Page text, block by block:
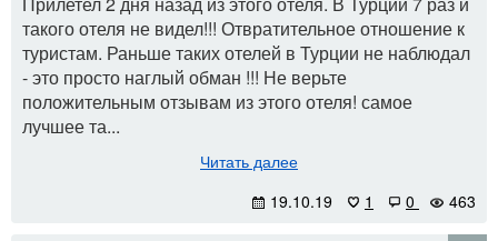
такого отеля не видел!!! Отвратительное отношение к
туристам. Раньше таких отелей в Турции не наблюдал
- это просто наглый обман !!! Не верьте
положительным отзывам из этого отеля! самое
лучшее та...
Читать далее
19.10.19
1 0 463